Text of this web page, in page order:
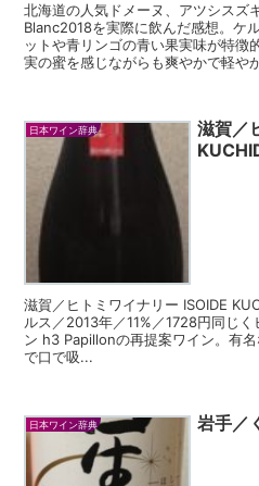
北海道の人気ドメーヌ、アツシスズ
Blanc2018を実際に飲んだ感想。ケ
ットや青リンゴの青い果実味が特徴
実の蜜を感じながらも爽やかで軽や
日本ワイン辞典
滋賀／
滋賀／ヒトミワイナリー ISOIDE
ルス／2013年／11%／1728円同じ
ン h3 Papillonの再提案ワイン。有
で口で吸...
日本ワイン辞典 岩手／